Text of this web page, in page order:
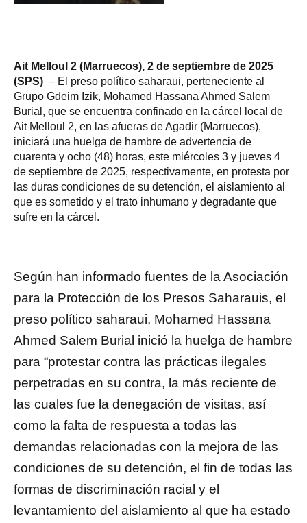
Ait Melloul 2 (Marruecos), 2 de septiembre de 2025
(SPS) – El preso político saharaui, perteneciente al
Grupo Gdeim Izik, Mohamed Hassana Ahmed Salem
Burial, que se encuentra confinado en la cárcel local de
Ait Melloul 2, en las afueras de Agadir (Marruecos),
iniciará una huelga de hambre de advertencia de
cuarenta y ocho (48) horas, este miércoles 3 y jueves 4
de septiembre de 2025, respectivamente, en protesta por
las duras condiciones de su detención, el aislamiento al
que es sometido y el trato inhumano y degradante que
sufre en la cárcel.
Según han informado fuentes de la Asociación
para la Protección de los Presos Saharauis, el
preso político saharaui, Mohamed Hassana
Ahmed Salem Burial inició la huelga de hambre
para “protestar contra las prácticas ilegales
perpetradas en su contra, la más reciente de
las cuales fue la denegación de visitas, así
como la falta de respuesta a todas las
demandas relacionadas con la mejora de las
condiciones de su detención, el fin de todas las
formas de discriminación racial y el
levantamiento del aislamiento al que ha estado